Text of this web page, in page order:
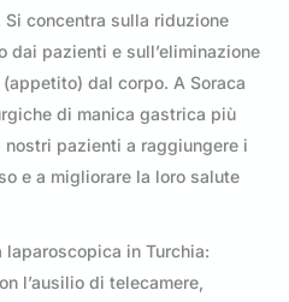
Si concentra sulla riduzione
pazienti e sull’eliminazione
dal corpo. A Soraca
di manica gastrica più
pazienti a raggiungere i
e a migliorare la loro salute
in Turchia:
l’ausilio di telecamere,